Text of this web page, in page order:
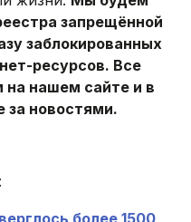
запрещённой
заблокированных
ресурсов. Все
на нашем сайте и в
за новостями.